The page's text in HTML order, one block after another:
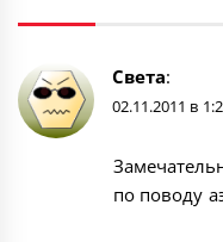
Света:
02.11.2011 в
по поводу